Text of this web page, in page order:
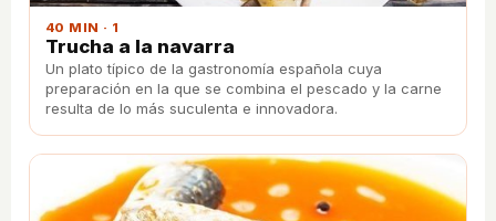
40 MIN · 1
Trucha a la navarra
Un plato típico de la gastronomía española cuya
preparación en la que se combina el pescado y la carne
resulta de lo más suculenta e innovadora.